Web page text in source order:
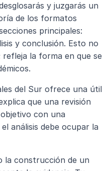
y juzgarás un
de los formatos
principales:
y conclusión. Esto no
la forma en que se
del Sur ofrece una útil
que una revisión
con una
análisis debe ocupar la
la construcción de un